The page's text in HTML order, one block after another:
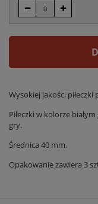
Wysokiej jakości
Piłeczki w kolorze
gry.
Średnica 40 mm.
Opakowanie zawiera 3